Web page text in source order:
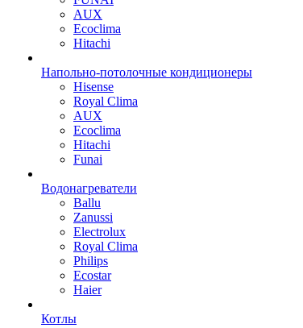
AUX
Ecoclima
Hitachi
Напольно-потолочные кондиционеры
Hisense
Royal Clima
AUX
Ecoclima
Hitachi
Funai
Водонагреватели
Ballu
Zanussi
Electrolux
Royal Clima
Philips
Ecostar
Haier
Котлы